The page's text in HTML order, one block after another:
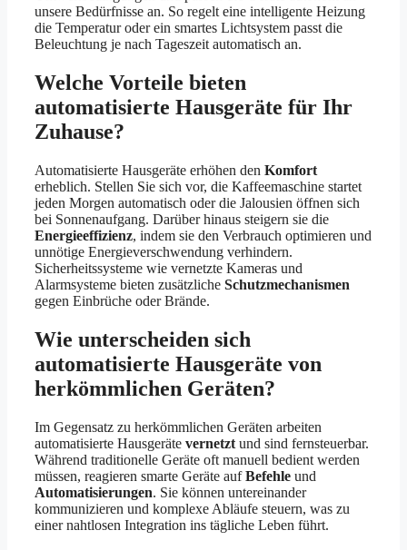
unsere Bedürfnisse an. So regelt eine intelligente Heizung
die Temperatur oder ein smartes Lichtsystem passt die
Beleuchtung je nach Tageszeit automatisch an.
Welche Vorteile bieten
automatisierte Hausgeräte für Ihr
Zuhause?
Automatisierte Hausgeräte erhöhen den Komfort
erheblich. Stellen Sie sich vor, die Kaffeemaschine startet
jeden Morgen automatisch oder die Jalousien öffnen sich
bei Sonnenaufgang. Darüber hinaus steigern sie die
Energieeffizienz, indem sie den Verbrauch optimieren und
unnötige Energieverschwendung verhindern.
Sicherheitssysteme wie vernetzte Kameras und
Alarmsysteme bieten zusätzliche Schutzmechanismen
gegen Einbrüche oder Brände.
Wie unterscheiden sich
automatisierte Hausgeräte von
herkömmlichen Geräten?
Im Gegensatz zu herkömmlichen Geräten arbeiten
automatisierte Hausgeräte vernetzt und sind fernsteuerbar.
Während traditionelle Geräte oft manuell bedient werden
müssen, reagieren smarte Geräte aufBefehle und
Automatisierungen. Sie können untereinander
kommunizieren und komplexe Abläufe steuern, was zu
einer nahtlosen Integration ins tägliche Leben führt.